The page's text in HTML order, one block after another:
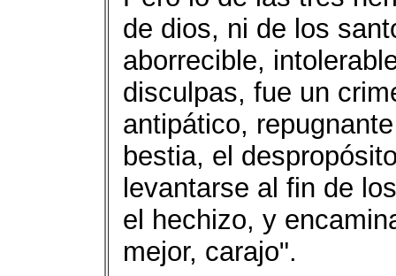
de dios, ni de los
aborrecible,
disculpas, fue un
antipático,
bestia, el
levantarse al fin de
el hechizo, y
mejor, carajo".